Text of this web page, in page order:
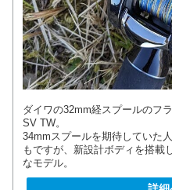
ダイワの32mm経スプールのフ
SV TW。
34mmスプールを期待していた
もですが、新設計ボディを搭載
なモデル。